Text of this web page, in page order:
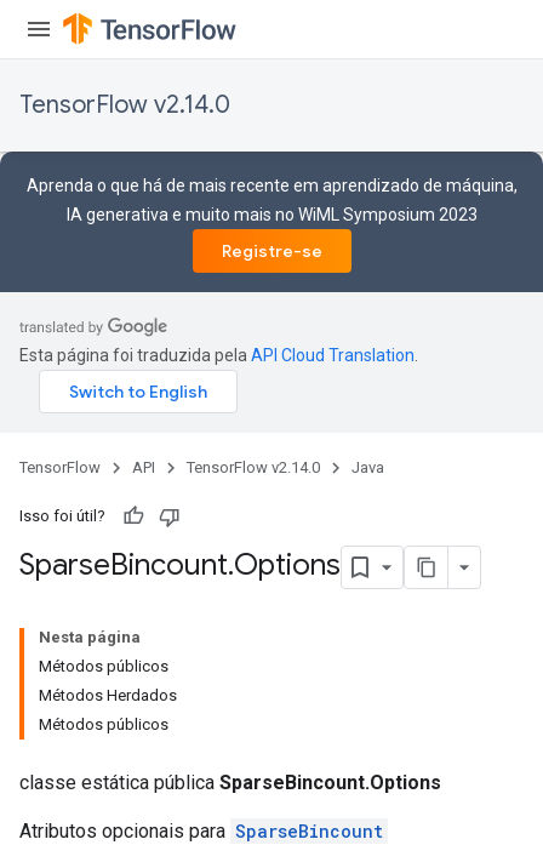
TensorFlow v2.14.0
Aprenda o que há de mais recente em aprendizado de máquina,
IA generativa e muito mais no WiML Symposium 2023
Registre-se
Esta página foi traduzida pela API Cloud Translation
TensorFlow API TensorFlow v2.14.0 Java
Isso foi útil?
SparseBincount.Options
Nesta página
Métodos públicos
Métodos Herdados
Métodos públicos
classe estática pública SparseBincount.Options
Atributos opcionais para SparseBincount